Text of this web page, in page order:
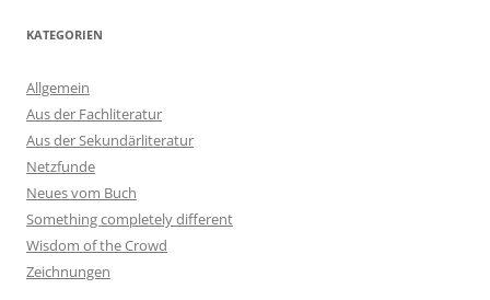
KATEGORIEN
Allgemein
Aus der Fachliteratur
Aus der Sekundärliteratur
Netzfunde
Neues vom Buch
Something completely different
Wisdom of the Crowd
Zeichnungen